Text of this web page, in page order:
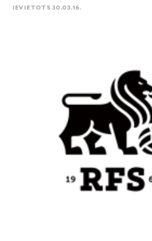
IEVIETOTS 30.03.16.